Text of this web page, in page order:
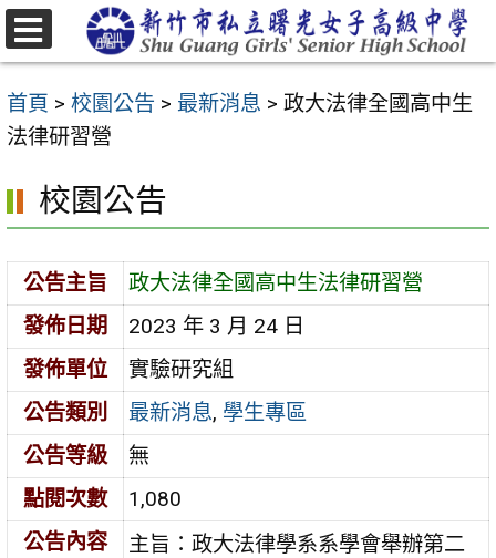
跳
至
要
內
區
首頁 > 校園公告 > 最新消息 > 政大法律全國高中生
法律研習營
校園公告
公告主旨
政大法律全國高中生法律研習營
發佈日期
2023 年 3 月 24 日
發佈單位
實驗研究組
公告類別
最新消息, 學生專區
公告等級
無
點閱次數
1,080
公告內容
主旨：政大法律學系系學會舉辦第二
選
單